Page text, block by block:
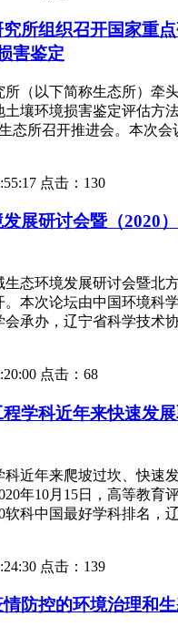
所组织召开国家重
害鉴定
（以下简称生态所）牵
壤环境损害鉴定评估方
态所召开推进会。本次会
点击：130
展研讨会暨（2020
生态环境发展研讨会暨北
。本次论坛由中国环境科
承办，辽宁省科学技术
点击：68
学科近年来快速发
近年来爬坡过坎、快速
年10月15日，高等教育
软科中国最好学科排名，
点击：139
防控的环境治理和